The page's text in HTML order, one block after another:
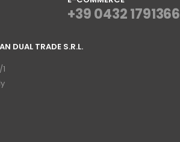
+39 0432 1791366
DUAL TRADE S.R.L.